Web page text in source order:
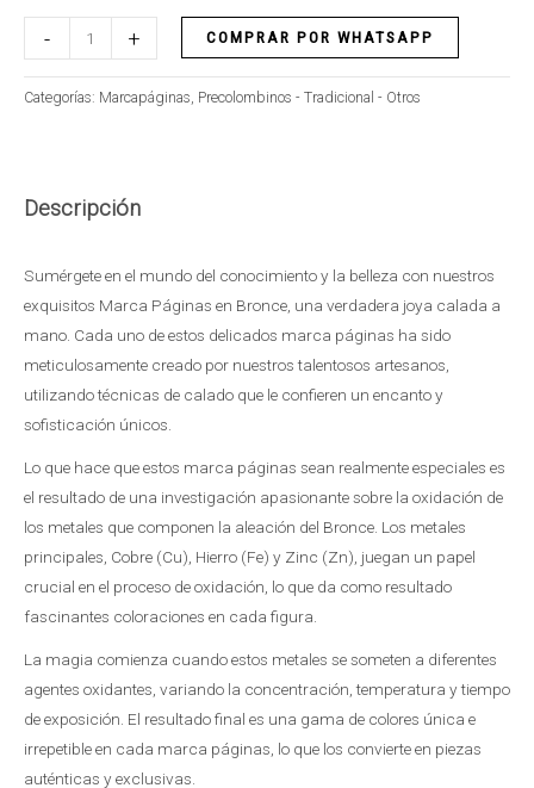
- + COMPRAR POR WHATSAPP
Categorías: Marcapáginas, Precolombinos - Tradicional - Otros
Descripción
Sumérgete en el mundo del conocimiento y la belleza con nuestros
exquisitos Marca Páginas en Bronce, una verdadera joya calada a
mano. Cada uno de estos delicados marca páginas ha sido
meticulosamente creado por nuestros talentosos artesanos,
utilizando técnicas de calado que le confieren un encanto y
sofisticación únicos.
Lo que hace que estos marca páginas sean realmente especiales es
el resultado de una investigación apasionante sobre la oxidación de
los metales que componen la aleación del Bronce. Los metales
principales, Cobre (Cu), Hierro (Fe) y Zinc (Zn), juegan un papel
crucial en el proceso de oxidación, lo que da como resultado
fascinantes coloraciones en cada figura.
La magia comienza cuando estos metales se someten a diferentes
agentes oxidantes, variando la concentración, temperatura y tiempo
de exposición. El resultado final es una gama de colores única e
irrepetible en cada marca páginas, lo que los convierte en piezas
auténticas y exclusivas.